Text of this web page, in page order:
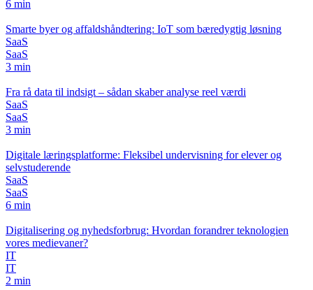
6 min
Smarte byer og affaldshåndtering: IoT som bæredygtig løsning
SaaS
SaaS
3 min
Fra rå data til indsigt – sådan skaber analyse reel værdi
SaaS
SaaS
3 min
Digitale læringsplatforme: Fleksibel undervisning for elever og
selvstuderende
SaaS
SaaS
6 min
Digitalisering og nyhedsforbrug: Hvordan forandrer teknologien
vores medievaner?
IT
IT
2 min